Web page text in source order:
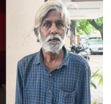
ಆದರೆ ಈ
ಕಡಿಮೆ ಇಲ್ಲ ಈ
viral